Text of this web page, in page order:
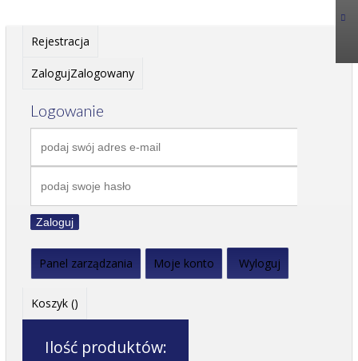
Rejestracja
ZalogujZalogowany
Logowanie
Zaloguj
Panel zarządzania Moje konto Wyloguj
Koszyk ()
Ilość produktów: